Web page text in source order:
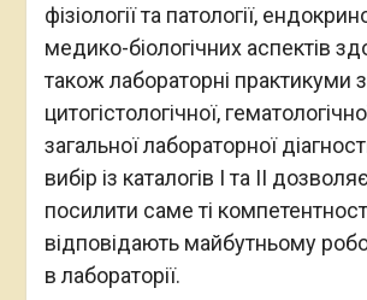
фізіології та патології,
медико-біологічних аспектів
також лабораторні практикуми з
цитогістологічної,
загальної лабораторної
вибір із каталогів І та ІІ
посилити саме ті
відповідають майбутньому
в лабораторії.